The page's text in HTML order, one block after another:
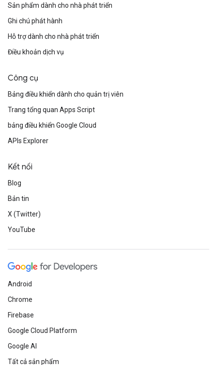
Sản phẩm dành cho nhà phát triển
Ghi chú phát hành
Hỗ trợ dành cho nhà phát triển
Điều khoản dịch vụ
Công cụ
Bảng điều khiển dành cho quản trị viên
Trang tổng quan Apps Script
bảng điều khiển Google Cloud
APIs Explorer
Kết nối
Blog
Bản tin
X (Twitter)
YouTube
Android
Chrome
Firebase
Google Cloud Platform
Google AI
Tất cả sản phẩm